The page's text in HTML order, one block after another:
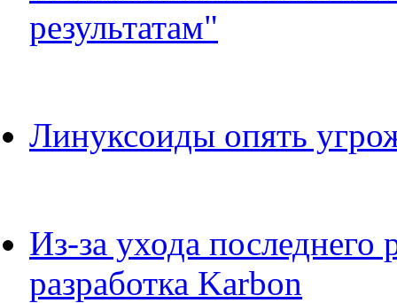
результатам"
Линуксоиды опять
Из-за ухода последнего
разработка Karbon